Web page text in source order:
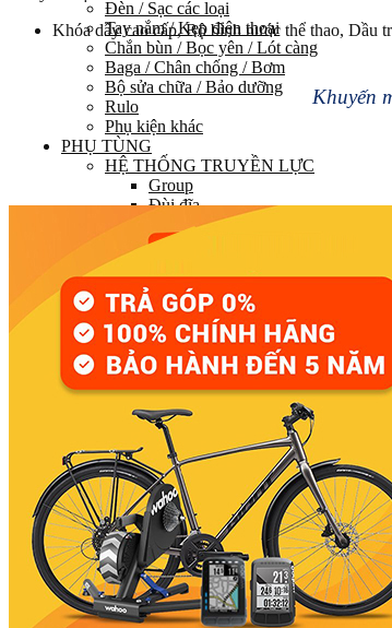
Đèn / Sạc các loại
Tay nắm / Kẹp điện thoại
Chắn bùn / Bọc yên / Lót càng
Baga / Chân chống / Bơm
Bộ sửa chữa / Bảo dưỡng
Rulo
Phụ kiện khác
PHỤ TÙNG
HỆ THỐNG TRUYỀN LỰC
Group
Đùi đĩa
Tay đề (chuyển số)
Gạt líp / Gạt đĩa
Líp
Pedal (Bàn đạp)
HỆ THỐNG CHUYỂN ĐỘNG
Trục giữa
Moay ơ
Vành xe (Niềng)
Săm xe (Ruột xe)
Lốp xe (Vỏ xe)
Nan hoa (Căm)
HỆ THỐNG LÁI
Ghi đông (Tay lái)
Pô tăng
Cổ phuộc
Phuộc (Giảm xóc)
HỆ THỐNG PHANH
Bộ phanh / Cụm phanh
Tay phanh / Dây
Má phanh
Khóa dây cao cấp, Bộ bình nước thể thao, Dầu
Khuyến